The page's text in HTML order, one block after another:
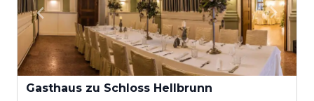
Gasthaus zu Schloss Hellbrunn